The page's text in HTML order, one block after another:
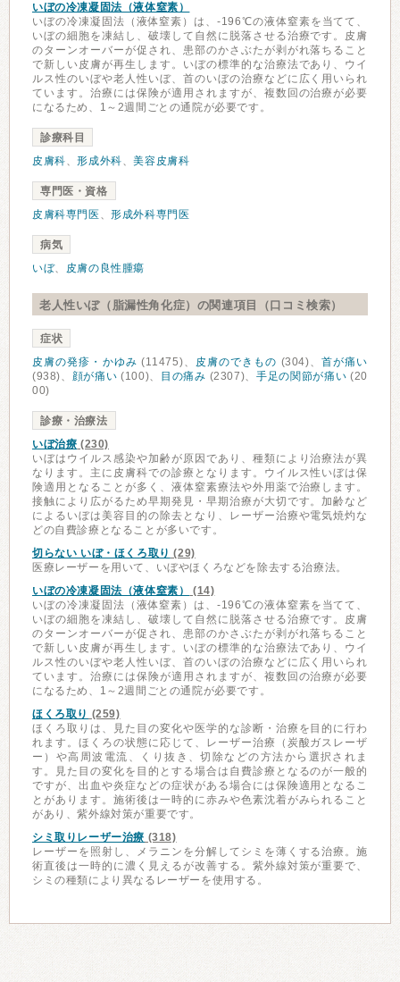
いぼの冷凍凝固法（液体窒素）
いぼの冷凍凝固法（液体窒素）は、-196℃の液体窒素を当てて、
いぼの細胞を凍結し、破壊して自然に脱落させる治療です。皮膚
のターンオーバーが促され、患部のかさぶたが剥がれ落ちること
で新しい皮膚が再生します。いぼの標準的な治療法であり、ウイ
ルス性のいぼや老人性いぼ、首のいぼの治療などに広く用いられ
ています。治療には保険が適用されますが、複数回の治療が必要
になるため、1～2週間ごとの通院が必要です。
診療科目
皮膚科、形成外科、美容皮膚科
専門医・資格
皮膚科専門医 、形成外科専門医
病気
いぼ、 皮膚の良性腫瘍
老人性いぼ（脂漏性角化症）の関連項目（口コミ検索）
症状
皮膚の発疹・かゆみ (11475)、 皮膚のできもの (304)、首が痛い
(938)、 顔が痛い (100)、 目の痛み (2307)、 手足の関節が痛い (20
00)
診療・治療法
いぼ治療 (230)
いぼはウイルス感染や加齢が原因であり、種類により治療法が異
なります。主に皮膚科での診療となります。ウイルス性いぼは保
険適用となることが多く、液体窒素療法や外用薬で治療します。
接触により広がるため早期発見・早期治療が大切です。加齢など
によるいぼは美容目的の除去となり、レーザー治療や電気焼灼な
どの自費診療となることが多いです。
切らない いぼ・ほくろ取り (29)
医療レーザーを用いて、いぼやほくろなどを除去する治療法。
いぼの冷凍凝固法（液体窒素）
(14)
いぼの冷凍凝固法（液体窒素）は、-196℃の液体窒素を当てて、
いぼの細胞を凍結し、破壊して自然に脱落させる治療です。皮膚
のターンオーバーが促され、患部のかさぶたが剥がれ落ちること
で新しい皮膚が再生します。いぼの標準的な治療法であり、ウイ
ルス性のいぼや老人性いぼ、首のいぼの治療などに広く用いられ
ています。治療には保険が適用されますが、複数回の治療が必要
になるため、1～2週間ごとの通院が必要です。
ほくろ取り (259)
ほくろ取りは、見た目の変化や医学的な診断・治療を目的に行わ
れます。ほくろの状態に応じて、レーザー治療（炭酸ガスレーザ
ー）や高周波電流、くり抜き、切除などの方法から選択されま
す。見た目の変化を目的とする場合は自費診療となるのが一般的
ですが、出血や炎症などの症状がある場合には保険適用となるこ
とがあります。施術後は一時的に赤みや色素沈着がみられること
があり、紫外線対策が重要です。
シミ取りレーザー治療 (318)
レーザーを照射し、メラニンを分解してシミを薄くする治療。施
術直後は一時的に濃く見えるが改善する。紫外線対策が重要で、
シミの種類により異なるレーザーを使用する。